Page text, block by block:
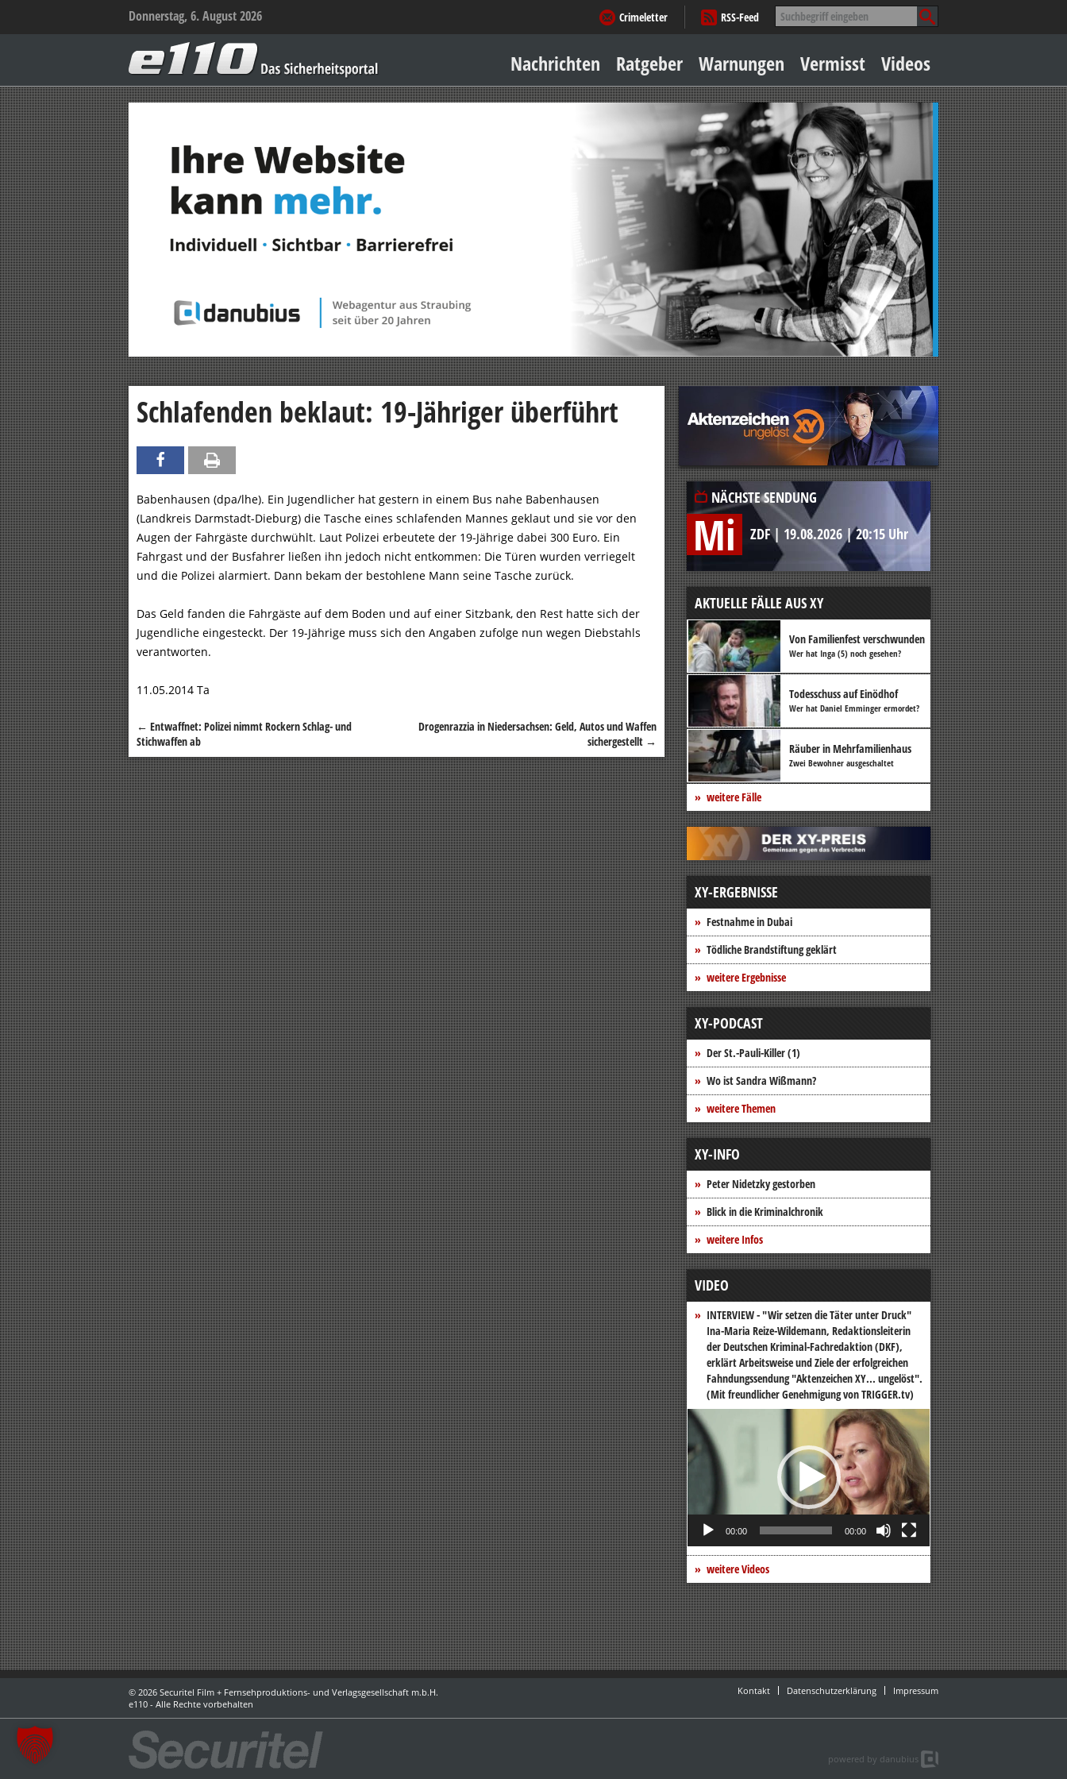
Donnerstag, 6. August 2026 Suche
nach:
Crimeletter
RSS-Feed
–
Das
Sicherheitsportal
Inhalt
springen
Nachrichten Ratgeber
Sicher zu Hause
Geld & Einkauf
Amore & mehr
Mobiles Leben
Arbeitsleben
Warnungen Vermisst Videos
Schlafenden beklaut: 19-Jähriger überführt
Babenhausen (dpa/lhe). Ein Jugendlicher hat gestern in einem Bus nahe Babenhausen
(Landkreis Darmstadt-Dieburg) die Tasche eines schlafenden Mannes geklaut und sie vor den
Augen der Fahrgäste durchwühlt. Laut Polizei erbeutete der 19-Jährige dabei 300 Euro. Ein
Fahrgast und der Busfahrer ließen ihn jedoch nicht entkommen: Die Türen wurden verriegelt
und die Polizei alarmiert. Dann bekam der bestohlene Mann seine Tasche zurück.
Das Geld fanden die Fahrgäste auf dem Boden und auf einer Sitzbank, den Rest hatte sich der
Jugendliche eingesteckt. Der 19-Jährige muss sich den Angaben zufolge nun wegen Diebstahls
verantworten.
11.05.2014 Ta
Beitragsnavigation
← Entwaffnet: Polizei nimmt Rockern Schlag- und
Stichwaffen ab
Drogenrazzia in Niedersachsen: Geld, Autos und Waffen
sichergestellt →
NÄCHSTE SENDUNG
Mi ZDF| 19.08.2026 |20:15 Uhr
AKTUELLE FÄLLE AUS XY
Von Familienfest verschwunden
Wer hat Inga (5) noch gesehen?
Todesschuss auf Einödhof
Wer hat Daniel Emminger ermordet?
Räuber in Mehrfamilienhaus
Zwei Bewohner ausgeschaltet
weitere Fälle
XY-ERGEBNISSE
Festnahme in Dubai
Tödliche Brandstiftung geklärt
weitere Ergebnisse
XY-PODCAST
Der St.-Pauli-Killer (1)
Wo ist Sandra Wißmann?
weitere Themen
XY-INFO
Peter Nidetzky gestorben
Blick in die Kriminalchronik
weitere Infos
VIDEO
INTERVIEW - "Wir setzen die Täter unter Druck"
Ina-Maria Reize-Wildemann, Redaktionsleiterin
der Deutschen Kriminal-Fachredaktion (DKF),
erklärt Arbeitsweise und Ziele der erfolgreichen
Fahndungssendung "Aktenzeichen XY... ungelöst".
(Mit freundlicher Genehmigung von TRIGGER.tv)
Video-
Player
00:00 00:00
weitere Videos
© 2026 Securitel Film + Fernsehproduktions- und Verlagsgesellschaft m.b.H.
e110 - Alle Rechte vorbehalten
Kontakt Datenschutzerklärung Impressum
powered by danubius